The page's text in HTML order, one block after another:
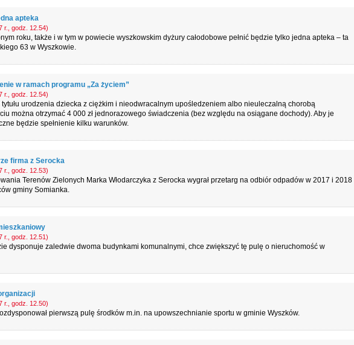
apteka
r., godz. 12.54)
roku, także i w tym w powiecie wyszkowskim dyżury całodobowe pełnić będzie tylko jedna apteka – ta
63 w Wyszkowie.
w ramach programu „Za życiem”
r., godz. 12.54)
tytułu urodzenia dziecka z ciężkim i nieodwracalnym upośledzeniem albo nieuleczalną chorobą
można otrzymać 4 000 zł jednorazowego świadczenia (bez względu na osiągane dochody). Aby je
będzie spełnienie kilku warunków.
firma z Serocka
r., godz. 12.53)
Terenów Zielonych Marka Włodarczyka z Serocka wygrał przetarg na odbiór odpadów w 2017 i 2018
gminy Somianka.
r., godz. 12.51)
dysponuje zaledwie dwoma budynkami komunalnymi, chce zwiększyć tę pulę o nieruchomość w
r., godz. 12.50)
pierwszą pulę środków m.in. na upowszechnianie sportu w gminie Wyszków.